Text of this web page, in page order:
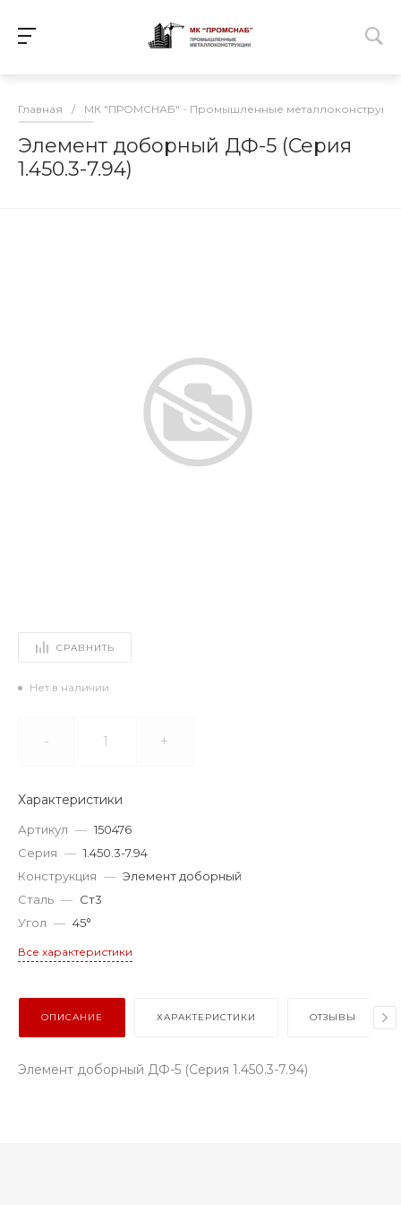
Главная / МК "ПРОМСНАБ" - Промышленные
Элемент доборный ДФ-5 (Серия
1.450.3-7.94)
СРАВНИТЬ
Нет в наличии
- +
Характеристики
Артикул — 150476
Серия — 1.450.3-7.94
Конструкция — Элемент доборный
Сталь — Ст3
Угол — 45°
Все характеристики
ОПИСАНИЕ ХАРАКТЕРИСТИКИ ОТЗЫВЫ
Элемент доборный ДФ-5 (Серия 1.450.3-7.94)